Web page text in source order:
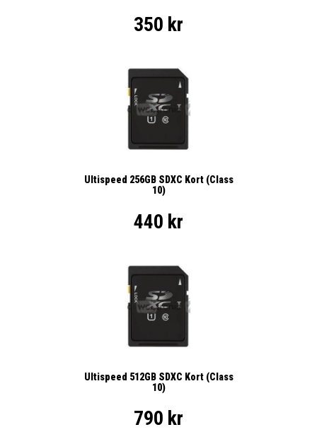
350 kr
Ultispeed 256GB SDXC Kort (Class
10)
440 kr
Ultispeed 512GB SDXC Kort (Class
10)
790 kr